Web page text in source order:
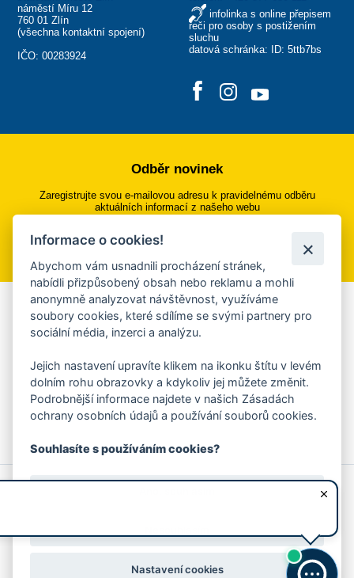
náměstí Míru 12
760 01 Zlín
(všechna kontaktní spojení)
IČO: 00283924
infolinka s online přepisem
řeči pro osoby s postižením
sluchu
datová schránka: ID: 5ttb7bs
Odběr novinek
Zaregistrujte svou e-mailovou adresu k pravidelnému odběru
aktuálních informací z našeho webu
Přihlásit se k odběru
Aplikace Mobilní rozhlas
Chcete dostávat do svého mobilu či mailu upozornění na
ankety, pozvánky na kulturní a sportovní akce?
Více informací o aplikaci
© 2026 Magistrát města Zlína
Prohlášení o používání cookies
Informace o cookies!
Abychom vám usnadnili procházení stránek,
nabídli přizpůsobený obsah nebo reklamu a mohli
anonymně analyzovat návštěvnost, využíváme
soubory cookies, které sdílíme se svými partnery pro
sociální média, inzerci a analýzu.
Jejich nastavení upravíte klikem na ikonku štítu v levém
dolním rohu obrazovky a kdykoliv jej můžete změnit.
Podrobnější informace najdete v našich Zásadách
ochrany osobních údajů a používání souborů cookies.
Souhlasíte s používáním cookies?
Nastavení cookies